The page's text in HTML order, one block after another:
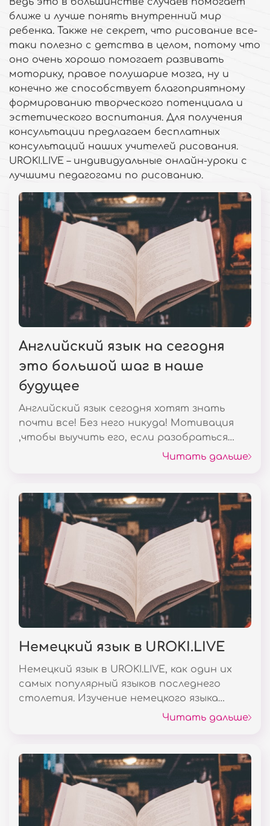
ближе и лучше понять внутренний мир
ребенка. Также не секрет, что рисование все-
таки полезно с детства в целом, потому что
оно очень хорошо помогает развивать
моторику, правое полушарие мозга, ну и
конечно же способствует благоприятному
формированию творческого потенциала и
эстетического воспитания. Для получения
консультации предлагаем бесплатных
консультаций наших учителей рисования.
UROKI.LIVE – индивидуальные онлайн-уроки с
лучшими педагогами по рисованию.
Английский язык на сегодня
это большой шаг в наше
будущее
Английский язык сегодня хотят знать
почти все! Без него никуда! Мотивация
,чтобы выучить его, если разобраться
просто огромная! И чем раньше ВыЧитать дальше
Немецкий язык в UROKI.LIVE
Немецкий язык в UROKI.LIVE, как один их
самых популярный языков последнего
столетия. Изучение немецкого языка
сейчас очень популярно в современном
престижное образование в Германии.
Читать дальше